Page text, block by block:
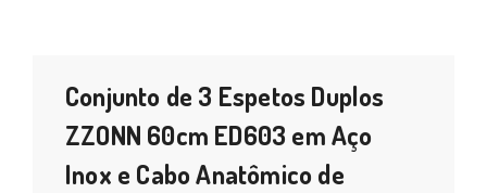
Conjunto de 3 Espetos Duplos
ZZONN 60cm ED603 em Aço
Inox e Cabo Anatômico de